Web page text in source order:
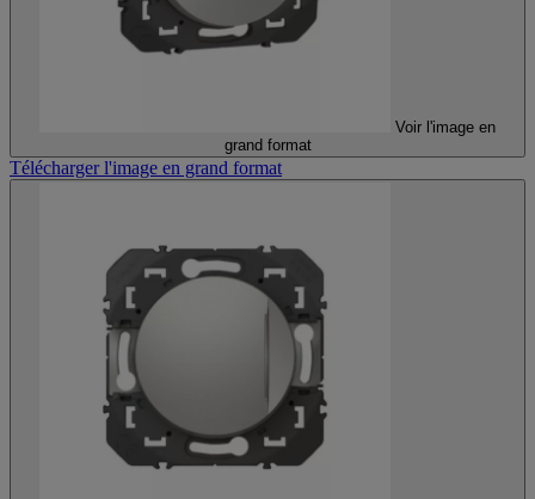
Voir l'image en
grand format
Télécharger l'image en grand format